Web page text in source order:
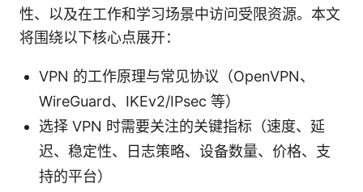
性、以及在工作和学习场景中访问受限资源。本文
将围绕以下核心点展开：
VPN 的工作原理与常见协议（OpenVPN、
WireGuard、IKEv2/IPsec 等）
选择 VPN 时需要关注的关键指标（速度、延
迟、稳定性、日志策略、设备数量、价格、支
持的平台）